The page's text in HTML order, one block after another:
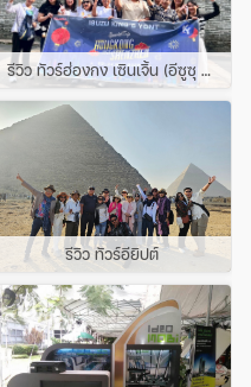
รีวิว ทัวร์ฮ่องกง เซินเจิ้น (อีซูซุ คิงส์ยนต์ กรุงเทพ)
รีวิว ทัวร์อียิปต์